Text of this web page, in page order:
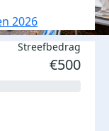
2026
Streefbedrag
€500